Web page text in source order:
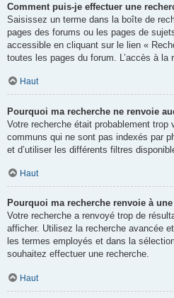
Comment puis-je effectuer une
Saisissez un terme dans la boîte de
pages des forums ou les pages de
accessible en cliquant sur le lien «
toutes les pages du forum. L’accès à la
Haut
Pourquoi ma recherche ne renvoie
Votre recherche était probablement trop
communs qui ne sont pas indexés par
et d’utiliser les différents filtres
Haut
Pourquoi ma recherche renvoie à
Votre recherche a renvoyé trop de
afficher. Utilisez la recherche avancée
les termes employés et dans la
souhaitez effectuer une recherche.
Haut